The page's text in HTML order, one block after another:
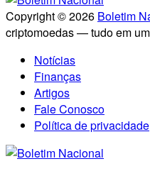
Copyright © 2026 Boletim
criptomoedas — tudo em
Notícias
Finanças
Artigos
Fale Conosco
Política de privacidade